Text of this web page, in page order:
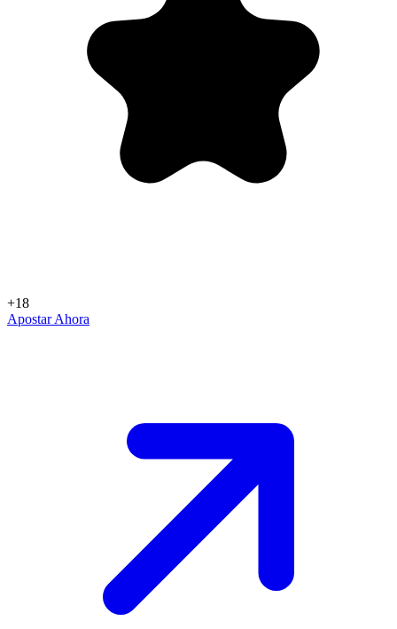
+18
Apostar Ahora